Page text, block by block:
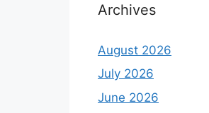
Archives
August 2026
July 2026
June 2026